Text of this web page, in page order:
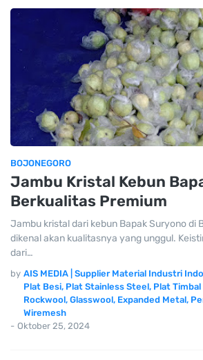
BOJONEGORO
Jambu Kristal Kebun
Berkualitas Premium
Jambu kristal dari kebun Bapak Suryono di
dikenal akan kualitasnya yang unggul.
dari…
by AIS MEDIA | Supplier Material Industri
Plat Besi, Plat Stainless Steel, Plat Timbal
Rockwool, Glasswool, Expanded Metal,
Wiremesh
- Oktober 25, 2024